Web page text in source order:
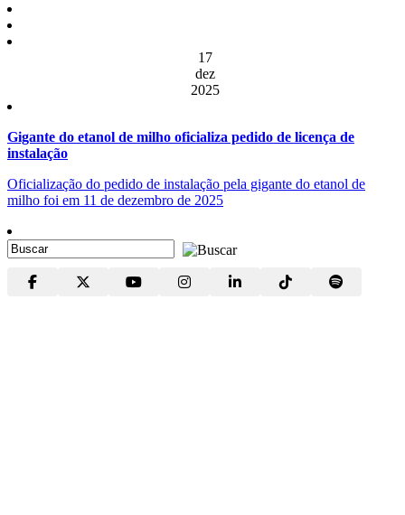
17
dez
2025
Gigante do etanol de milho oficializa pedido de licença de
instalação
Oficialização do pedido de instalação pela gigante do etanol de
milho foi em 11 de dezembro de 2025